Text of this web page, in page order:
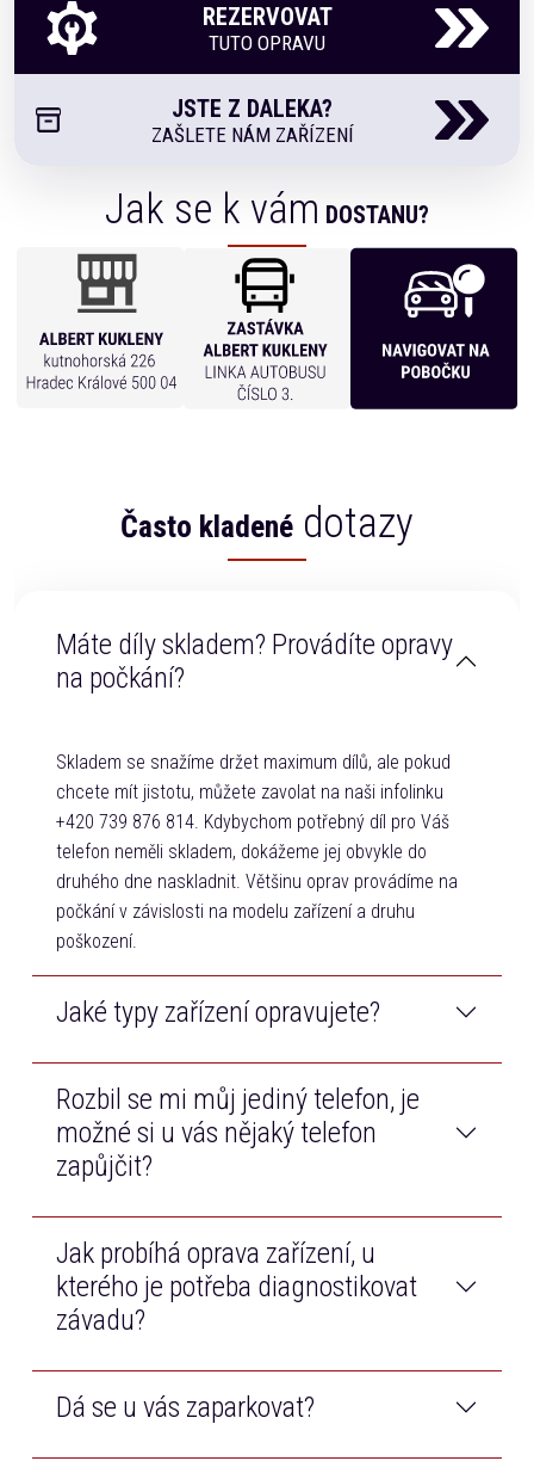
REZERVOVAT
TUTO OPRAVU
JSTE Z DALEKA?
ZAŠLETE NÁM ZAŘÍZENÍ
Jak se k vám DOSTANU?
Často kladené dotazy
Máte díly skladem? Provádíte opravy
na počkání?
Skladem se snažíme držet maximum dílů, ale pokud
chcete mít jistotu, můžete zavolat na naši infolinku
+420 739 876 814. Kdybychom potřebný díl pro Váš
telefon neměli skladem, dokážeme jej obvykle do
druhého dne naskladnit. Většinu oprav provádíme na
počkání v závislosti na modelu zařízení a druhu
poškození.
Jaké typy zařízení opravujete?
Opravujeme telefony a tablety všech značek na trhu.
Navíc také opravujeme Macbooky od značky Apple.
Rozbil se mi můj jediný telefon, je
možné si u vás nějaký telefon
zapůjčit?
Samozřejmě! Než bude Váš telefon opraven, bezplatně
Vám zapůjčíme jiný dotykový telefon.
Jak probíhá oprava zařízení, u
kterého je potřeba diagnostikovat
závadu?
Po příjmu zařízení technik diagnostikuje závadu, cenu
Dá se u vás zaparkovat?